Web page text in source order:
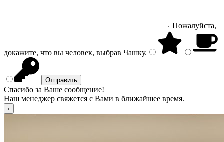
Пожалуйста,
докажите, что вы человек, выбрав Чашку.
Спасибо за Ваше сообщение!
Наш менеджер свяжется с Вами в ближайшее время.